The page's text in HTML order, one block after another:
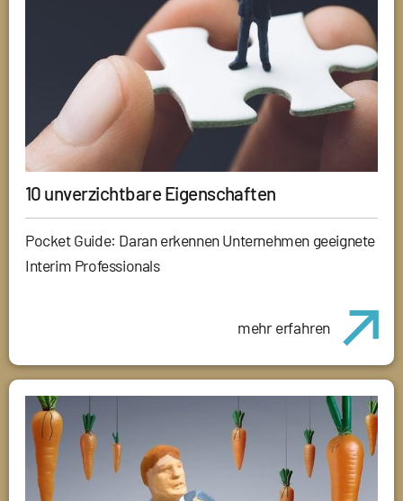
10 unverzichtbare Eigenschaften
Pocket Guide: Daran erkennen Unternehmen geeignete
Interim Professionals
mehr erfahren